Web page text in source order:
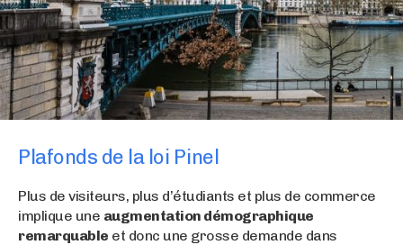
Plafonds de la loi Pinel
Plus de visiteurs, plus d’étudiants et plus de commerce
implique une augmentation démographique
remarquable et donc une grosse demande dans